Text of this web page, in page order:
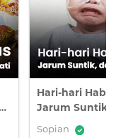
keberkahan, dan
Hari-hari
Jarum Suntik,
Melawan Sakit
Sopian